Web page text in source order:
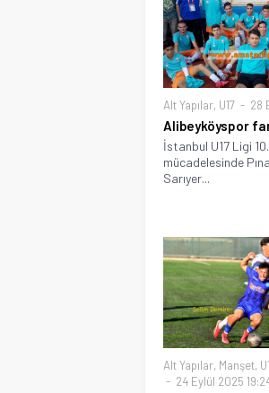
Alt Yapılar, U17 28
Alibeyköyspor
İstanbul U17 Ligi
mücadelesinde
Sarıyer...
Alt Yapılar, Manşet,
24 Eylül 2025